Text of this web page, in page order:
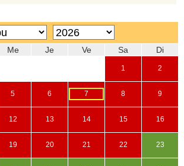
Me Je Ve Sa Di
1 2
5 6 7 8 9
12 13 14 15 16
19 20 21 22 23